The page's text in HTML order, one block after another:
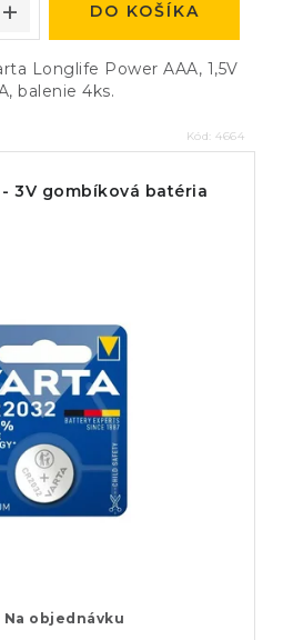
DO KOŠÍKA
Longlife Power AAA, 1,5V
balenie 4ks.
Kód: 4664
- 3V gombíková batéria
Na objednávku